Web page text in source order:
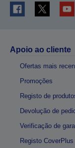
Apoio ao cliente
Ofertas mais
Promoções
Registo de
Devolução de
Verificação de
Registo CoverPlus